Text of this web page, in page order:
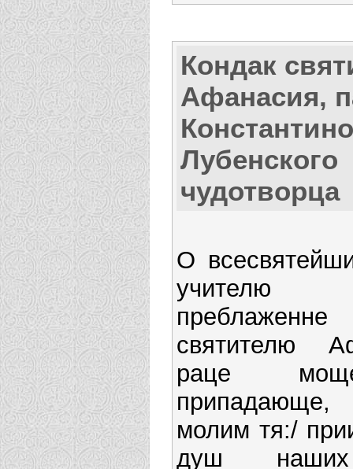
Кондак
Афанасия,
Лубенского
чудотворца
О
учителю
святителю
раце
молим тя:/
душ